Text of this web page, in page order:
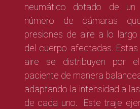
neumático dotado de un
número de cámaras
presiones de aire a lo
del cuerpo afectadas.
aire se distribuyen por
paciente de manera
adaptando la intensidad a
de cada uno.
Este traje